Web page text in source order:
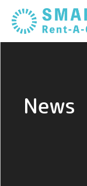
About Us
Plan
料金News